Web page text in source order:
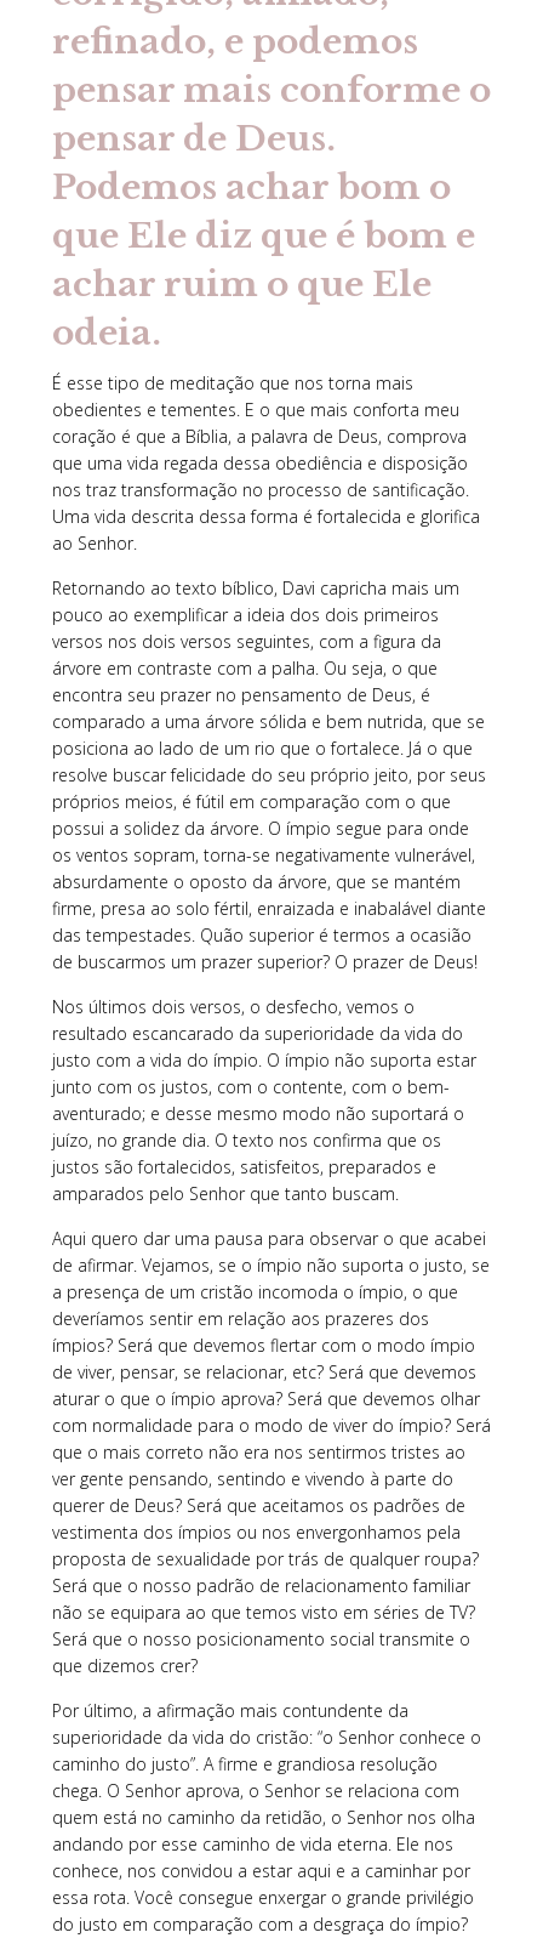
refinado, e podemos
pensar mais conforme o
pensar de Deus.
Podemos achar bom o
que Ele diz que é bom e
achar ruim o que Ele
odeia.
É esse tipo de meditação que nos torna mais
obedientes e tementes. E o que mais conforta meu
coração é que a Bíblia, a palavra de Deus, comprova
que uma vida regada dessa obediência e disposição
nos traz transformação no processo de santificação.
Uma vida descrita dessa forma é fortalecida e glorifica
ao Senhor.
Retornando ao texto bíblico, Davi capricha mais um
pouco ao exemplificar a ideia dos dois primeiros
versos nos dois versos seguintes, com a figura da
árvore em contraste com a palha. Ou seja, o que
encontra seu prazer no pensamento de Deus, é
comparado a uma árvore sólida e bem nutrida, que se
posiciona ao lado de um rio que o fortalece. Já o que
resolve buscar felicidade do seu próprio jeito, por seus
próprios meios, é fútil em comparação com o que
possui a solidez da árvore. O ímpio segue para onde
os ventos sopram, torna-se negativamente vulnerável,
absurdamente o oposto da árvore, que se mantém
firme, presa ao solo fértil, enraizada e inabalável diante
das tempestades. Quão superior é termos a ocasião
de buscarmos um prazer superior? O prazer de Deus!
Nos últimos dois versos, o desfecho, vemos o
resultado escancarado da superioridade da vida do
justo com a vida do ímpio. O ímpio não suporta estar
junto com os justos, com o contente, com o bem-
aventurado; e desse mesmo modo não suportará o
juízo, no grande dia. O texto nos confirma que os
justos são fortalecidos, satisfeitos, preparados e
amparados pelo Senhor que tanto buscam.
Aqui quero dar uma pausa para observar o que acabei
de afirmar. Vejamos, se o ímpio não suporta o justo, se
a presença de um cristão incomoda o ímpio, o que
deveríamos sentir em relação aos prazeres dos
ímpios? Será que devemos flertar com o modo ímpio
de viver, pensar, se relacionar, etc? Será que devemos
aturar o que o ímpio aprova? Será que devemos olhar
com normalidade para o modo de viver do ímpio? Será
que o mais correto não era nos sentirmos tristes ao
ver gente pensando, sentindo e vivendo à parte do
querer de Deus? Será que aceitamos os padrões de
vestimenta dos ímpios ou nos envergonhamos pela
proposta de sexualidade por trás de qualquer roupa?
Será que o nosso padrão de relacionamento familiar
não se equipara ao que temos visto em séries de TV?
Será que o nosso posicionamento social transmite o
que dizemos crer?
Por último, a afirmação mais contundente da
superioridade da vida do cristão: “o Senhor conhece o
caminho do justo”. A firme e grandiosa resolução
chega. O Senhor aprova, o Senhor se relaciona com
quem está no caminho da retidão, o Senhor nos olha
andando por esse caminho de vida eterna. Ele nos
conhece, nos convidou a estar aqui e a caminhar por
essa rota. Você consegue enxergar o grande privilégio
do justo em comparação com a desgraça do ímpio?